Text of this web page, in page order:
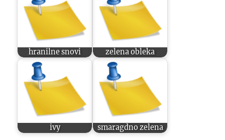
hranilne snovi zelena obleka
ivy smaragdno zelena